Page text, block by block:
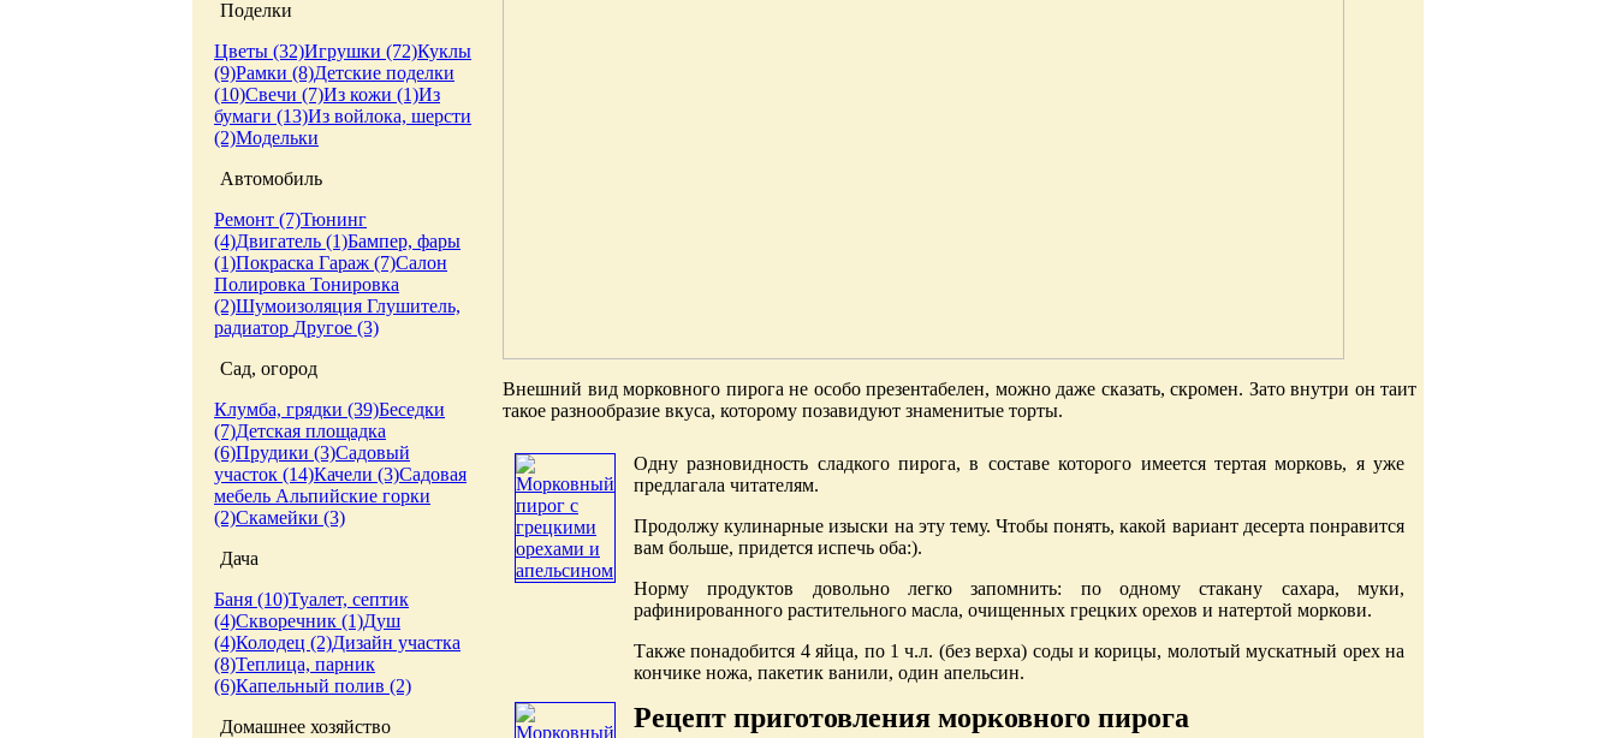
Поделки
Цветы (32)Игрушки (72)Куклы
(9)Рамки (8)Детские поделки
(10)Свечи (7)Из кожи (1)Из
бумаги (13)Из войлока, шерсти
(2)Модельки
Автомобиль
Ремонт (7)Тюнинг
(4)Двигатель (1)Бампер, фары
(1)Покраска Гараж (7)Салон
Полировка Тонировка
(2)Шумоизоляция Глушитель,
радиатор Другое (3)
Сад, огород
Клумба, грядки (39)Беседки
(7)Детская площадка
(6)Прудики (3)Садовый
участок (14)Качели (3)Садовая
мебель Альпийские горки
(2)Скамейки (3)
Дача
Баня (10)Туалет, септик
(4)Скворечник (1)Душ
(4)Колодец (2)Дизайн участка
(8)Теплица, парник
(6)Капельный полив (2)
Домашнее хозяйство
Внешний вид морковного пирога не особо презентабелен, можно даже сказать, скромен. Зато внутри он таит
такое разнообразие вкуса, которому позавидуют знаменитые торты.
Одну разновидность сладкого пирога, в составе которого имеется тертая морковь, я уже
предлагала читателям.
Продолжу кулинарные изыски на эту тему. Чтобы понять, какой вариант десерта понравится
вам больше, придется испечь оба:).
Норму продуктов довольно легко запомнить: по одному стакану сахара, муки,
рафинированного растительного масла, очищенных грецких орехов и натертой моркови.
Также понадобится 4 яйца, по 1 ч.л. (без верха) соды и корицы, молотый мускатный орех на
кончике ножа, пакетик ванили, один апельсин.
Рецепт приготовления морковного пирога